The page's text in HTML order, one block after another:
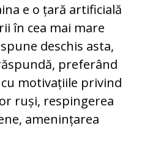
e o țară artificială
în cea mai mare
deschis asta,
preferând
motivațiile privind
ruși, respingerea
amenințarea